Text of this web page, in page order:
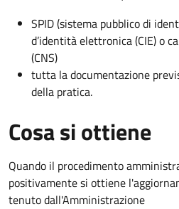
SPID (sistema pubblico di
d’identità elettronica (CIE) o
(CNS)
tutta la documentazione
della pratica.
Cosa si ottiene
Quando il procedimento
positivamente si ottiene
tenuto dall'Amministrazione